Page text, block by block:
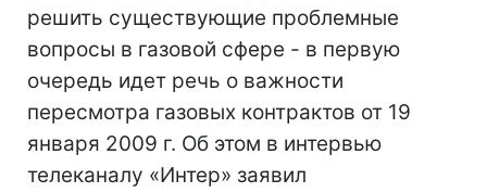
решить существующие проблемные
вопросы в газовой сфере - в первую
очередь идет речь о важности
пересмотра газовых контрактов от 19
января 2009 г. Об этом в интервью
телеканалу «Интер» заявил